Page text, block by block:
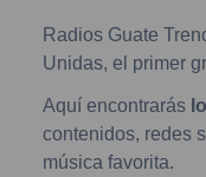
Radios Guate
Unidas, el primer
Aquí encontrarás
contenidos, redes
música favorita.